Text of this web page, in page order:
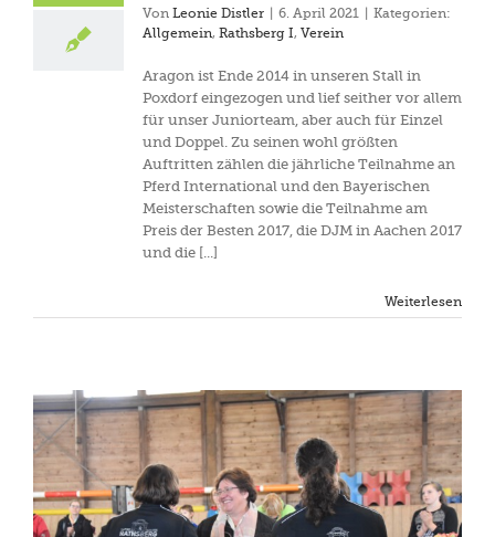
Von Leonie Distler 6. April 2021
Kategorien:
Allgemein, Rathsberg I, Verein
Aragon ist Ende 2014 in unseren Stall in
Poxdorf eingezogen und lief seither vor allem
für unser Juniorteam, aber auch für Einzel
und Doppel. Zu seinen wohl größten
Auftritten zählen die jährliche Teilnahme an
Pferd International und den Bayerischen
Meisterschaften sowie die Teilnahme am
Preis der Besten 2017, die DJM in Aachen 2017
und die [...]
Weiterlesen